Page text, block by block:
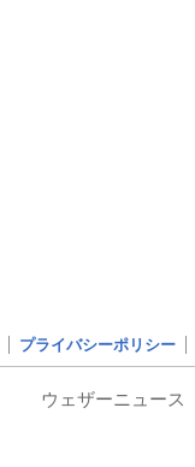
プライバシーポリシー
ウェザーニュース